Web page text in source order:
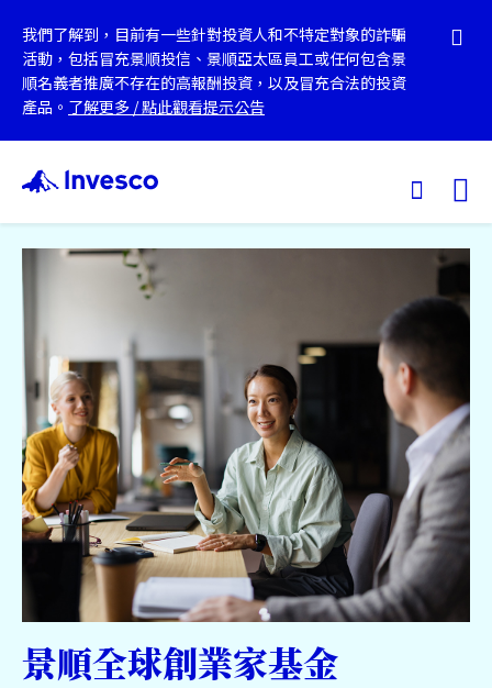
我們的基金
投資觀點
投資教育
服務中心
永續專區
關於景順
我們了解到，目前有一些針對投資人和不特定對象的詐騙
活動，包括冒充景順投信、景順亞太區員工或任何包含景
順名義者推廣不存在的高報酬投資，以及冒充合法的投資
產品。 了解更多 /點此觀看提示公告
景順全球創業家基金